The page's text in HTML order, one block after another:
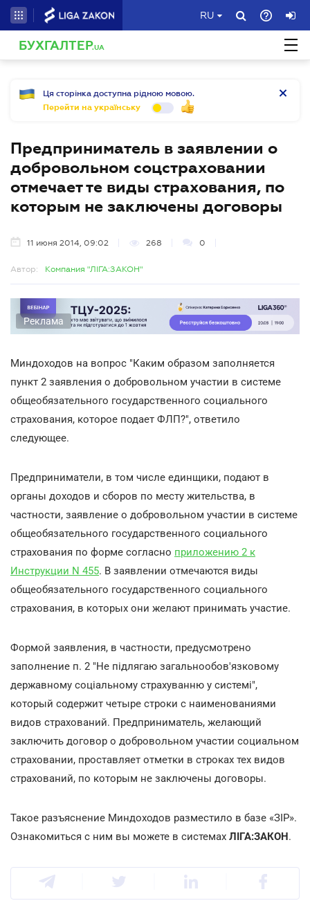
RU
БУХГАЛТЕР.UA
Ця сторінка доступна рідною мовою.
Перейти на українську
Предприниматель в заявлении о
добровольном соцстраховании
отмечает те виды страхования, по
которым не заключены договоры
11 июня 2014, 09:02 268 0
Автор: Компания "ЛІГА:ЗАКОН"
Реклама
Миндоходов на вопрос "Каким образом заполняется
пункт 2 заявления о добровольном участии в системе
общеобязательного государственного социального
страхования, которое подает ФЛП?", ответило
следующее.
Предприниматели, в том числе единщики, подают в
органы доходов и сборов по месту жительства, в
частности, заявление о добровольном участии в системе
общеобязательного государственного социального
страхования по форме согласно приложению 2 к
Инструкции N 455. В заявлении отмечаются виды
общеобязательного государственного социального
страхования, в которых они желают принимать участие.
Формой заявления, в частности, предусмотрено
заполнение п. 2 "Не підлягаю загальнообов'язковому
державному соціальному страхуванню у системі",
который содержит четыре строки с наименованиями
видов страхований. Предприниматель, желающий
заключить договор о добровольном участии социальном
страховании, проставляет отметки в строках тех видов
страхований, по которым не заключены договоры.
Такое разъяснение Миндоходов разместило в базе «ЗІР».
Ознакомиться с ним вы можете в системах ЛІГА:ЗАКОН.